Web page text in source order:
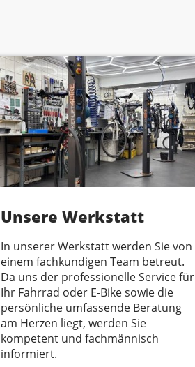
Unsere Werkstatt
In unserer Werkstatt werden Sie von
einem fachkundigen Team betreut.
Da uns der professionelle Service für
Ihr Fahrrad oder E-Bike sowie die
persönliche umfassende Beratung
am Herzen liegt, werden Sie
kompetent und fachmännisch
informiert.